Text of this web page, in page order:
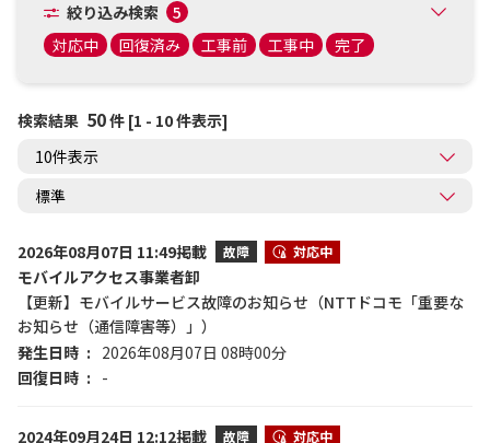
絞り込み検索
5
対応中
回復済み 工事前 工事中 完了
検索結果 50件 [1 - 10 件表示]
2026年08月07日 11:49掲載 故障 対応中
モバイルアクセス事業者卸
【更新】モバイルサービス故障のお知らせ（NTTドコモ「重要な
お知らせ（通信障害等）」）
発生日時
2026年08月07日 08時00分
回復日時
-
2024年09月24日 12:12掲載 故障 対応中